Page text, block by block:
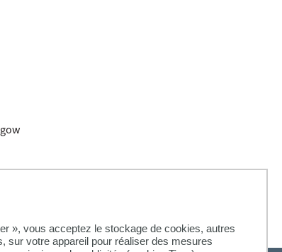
», vous acceptez le stockage de cookies, autres
sur votre appareil pour réaliser des mesures